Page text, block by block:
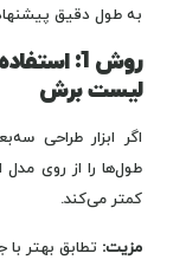
به طول دقیق
روش 1:
لیست برش
اگر ابزار طراحی
طول‌ها را از روی
کمتر می‌کند.
مزیت: تطابق بهتر با